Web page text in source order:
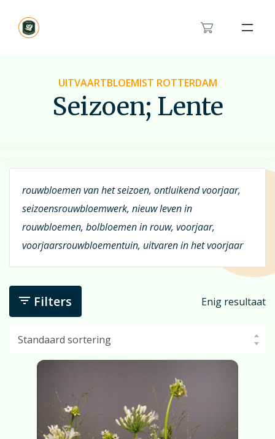
Inspiratie
Modern rouwbloemwerk
Orchidee rouwstuk
Van en voor kinderen rouwstuk
Feyenoord rouwstuk
Veldboeket
Contact
Bestellen
UITVAARTBLOEMIST ROTTERDAM
Seizoen; Lente
rouwbloemen van het seizoen, ontluikend voorjaar,
seizoensrouwbloemwerk, nieuw leven in
rouwbloemen, bolbloemen in rouw, voorjaar,
voorjaarsrouwbloementuin, uitvaren in het voorjaar
Filters Enig resultaat